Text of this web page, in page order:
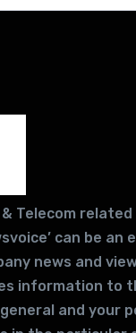
Telecom
can be
news and
information to
and your